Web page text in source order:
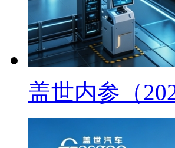
盖世内参（